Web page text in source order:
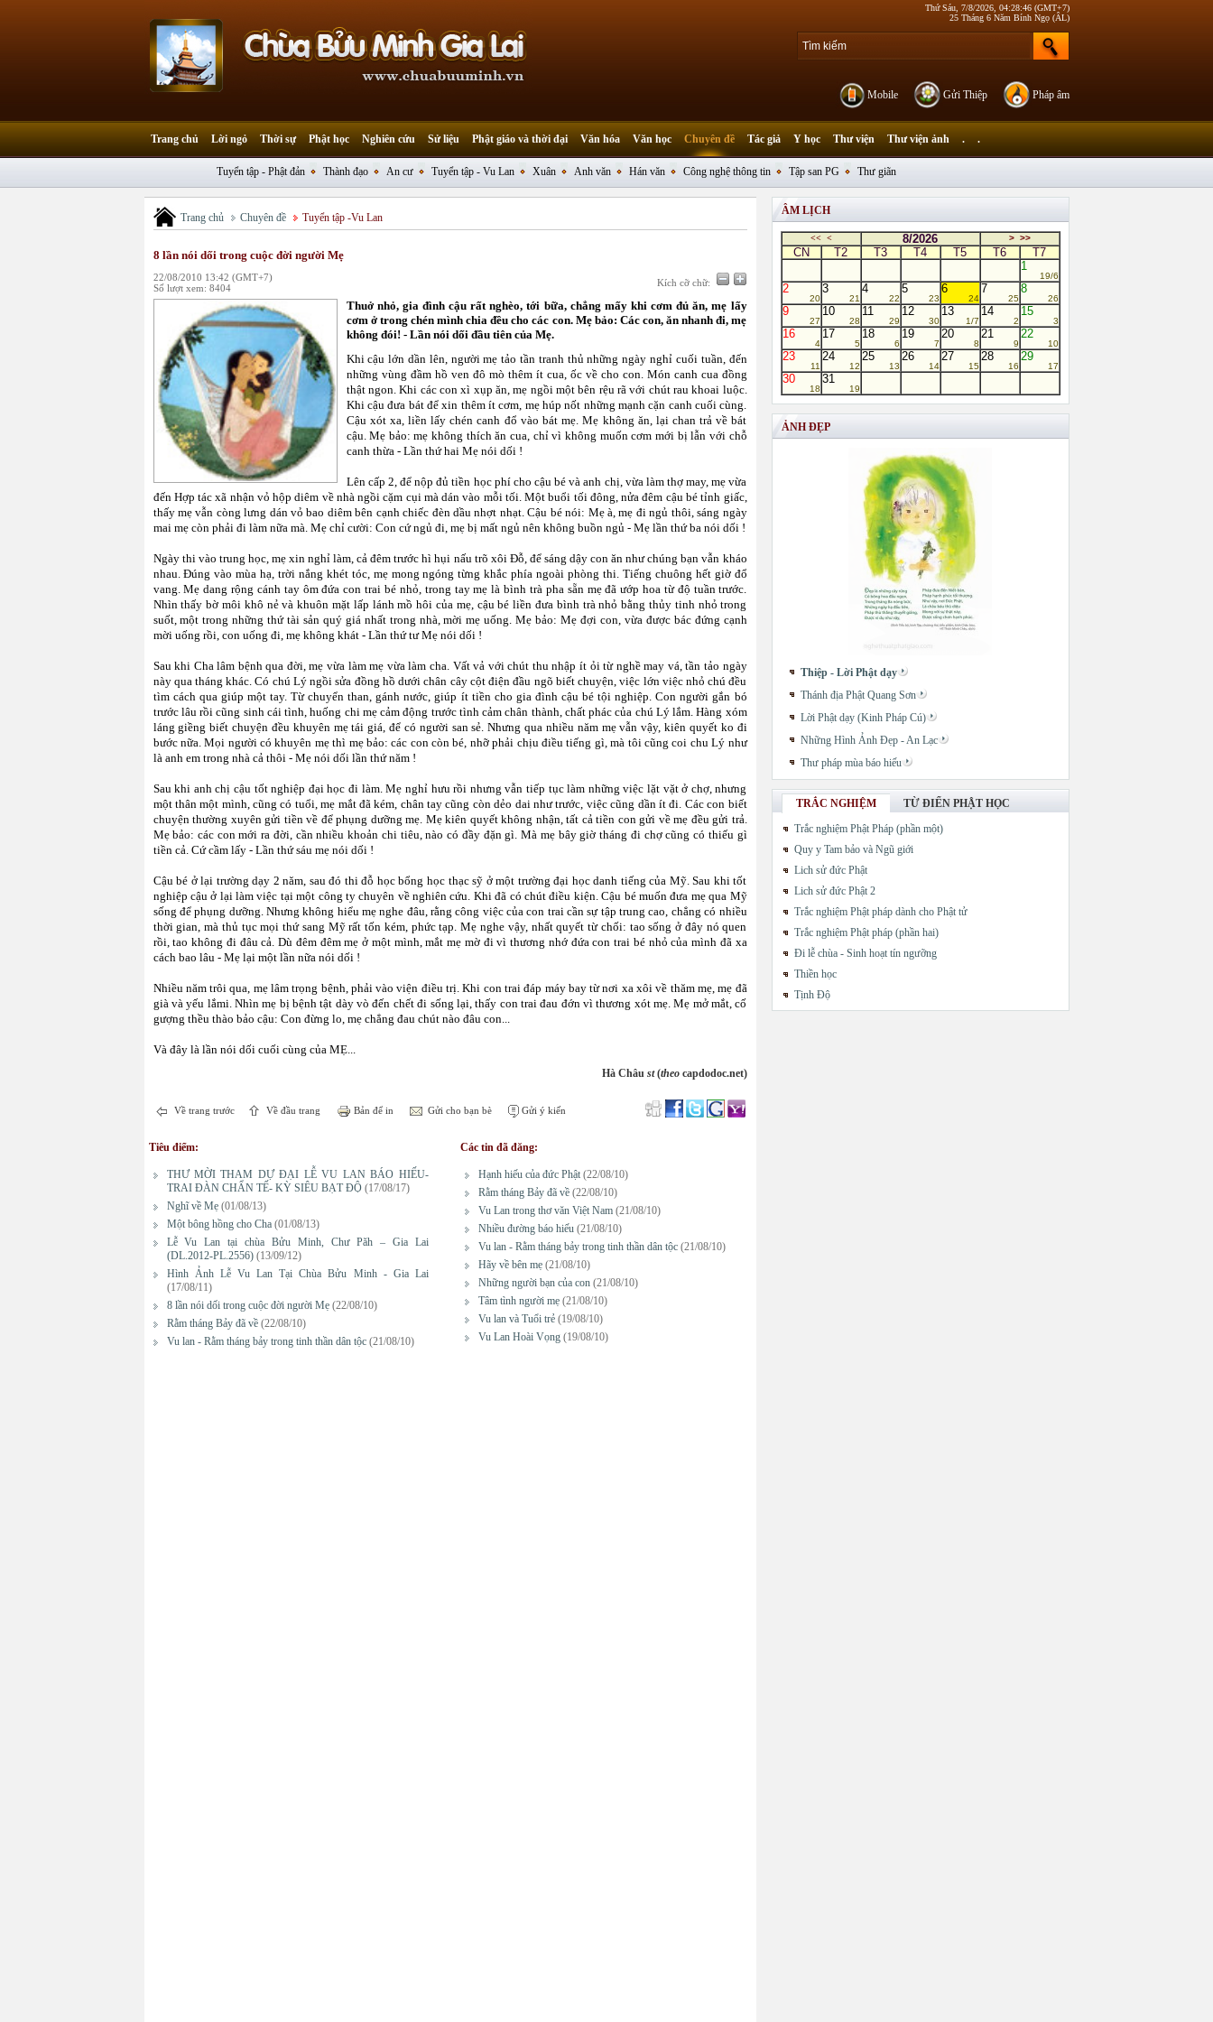
Thứ Sáu, 7/8/2026, 04:28:46 (GMT+7)
25 Tháng 6 Năm Bính Ngọ (ÂL)
Pháp âm
Gửi Thiệp
Mobile
Trang chủ Lời ngỏ Thời sự Phật học Nghiên cứu Sử liệu Phật giáo và thời đại Văn hóa Văn học Chuyên đề
Tuyển tập - Phật đản Thành đạo An cư Tuyển tập - Vu Lan Xuân Anh văn Hán văn Công nghệ thông tin Tập san PG Thư giãn
Tác giả Y học Thư viện Thư viện ảnh . .
Trang chủ Chuyên đề Tuyển tập -Vu Lan
8 lần nói dối trong cuộc đời người Mẹ
22/08/2010 13:42 (GMT+7)
Số lượt xem: 8404
Kích cỡ chữ:
Thuở nhỏ, gia đình cậu rất nghèo, tới bữa, chẳng mấy khi cơm đủ ăn, mẹ lấy
cơm ở trong chén mình chia đều cho các con. Mẹ bảo: Các con, ăn nhanh đi, mẹ
không đói! - Lần nói dối đầu tiên của Mẹ.
Khi cậu lớn dần lên, người mẹ tảo tần tranh thủ những ngày nghỉ cuối tuần, đến
những vùng đầm hồ ven đô mò thêm ít cua, ốc về cho con. Món canh cua đồng
thật ngon. Khi các con xì xụp ăn, mẹ ngồi một bên rệu rã với chút rau khoai luộc.
Khi cậu đưa bát để xin thêm ít cơm, mẹ húp nốt những mạnh cặn canh cuối cùng.
Cậu xót xa, liền lấy chén canh đổ vào bát mẹ. Mẹ không ăn, lại chan trả về bát
cậu. Mẹ bảo: mẹ không thích ăn cua, chỉ vì không muốn cơm mới bị lẫn với chỗ
canh thừa - Lần thứ hai Mẹ nói dối !
Lên cấp 2, để nộp đủ tiền học phí cho cậu bé và anh chị, vừa làm thợ may, mẹ vừa
đến Hợp tác xã nhận vỏ hộp diêm về nhà ngồi cặm cụi mà dán vào mỗi tối. Một buổi tối đông, nửa đêm cậu bé tỉnh giấc,
thấy mẹ vẫn còng lưng dán vỏ bao diêm bên cạnh chiếc đèn dầu nhợt nhạt. Cậu bé nói: Mẹ à, mẹ đi ngủ thôi, sáng ngày
mai mẹ còn phải đi làm nữa mà. Mẹ chỉ cười: Con cứ ngủ đi, mẹ bị mất ngủ nên không buồn ngủ - Mẹ lần thứ ba nói dối !
Ngày thi vào trung học, mẹ xin nghỉ làm, cả đêm trước hì hụi nấu trõ xôi Đỗ, để sáng dậy con ăn như chúng bạn vẫn kháo
nhau. Đúng vào mùa hạ, trời nắng khét tóc, mẹ mong ngóng từng khắc phía ngoài phòng thi. Tiếng chuông hết giờ đổ
vang. Mẹ dang rộng cánh tay ôm đứa con trai bé nhỏ, trong tay mẹ là bình trà pha sẵn mẹ đã ướp hoa từ độ tuần trước.
Nhìn thấy bờ môi khô nẻ và khuôn mặt lấp lánh mồ hôi của mẹ, cậu bé liền đưa bình trà nhỏ bằng thủy tinh nhỏ trong
suốt, một trong những thứ tài sản quý giá nhất trong nhà, mời mẹ uống. Mẹ bảo: Mẹ đợi con, vừa được bác đứng cạnh
mời uống rồi, con uống đi, mẹ không khát - Lần thứ tư Mẹ nói dối !
Sau khi Cha lâm bệnh qua đời, mẹ vừa làm mẹ vừa làm cha. Vất vả với chút thu nhập ít ỏi từ nghề may vá, tần tảo ngày
này qua tháng khác. Có chú Lý ngồi sửa đồng hồ dưới chân cây cột điện đầu ngõ biết chuyện, việc lớn việc nhỏ chú đều
tìm cách qua giúp một tay. Từ chuyển than, gánh nước, giúp ít tiền cho gia đình cậu bé tội nghiệp. Con người gắn bó
trước lâu rồi cũng sinh cái tình, huống chi mẹ cảm động trước tình cảm chân thành, chất phác của chú Lý lắm. Hàng xóm
láng giềng biết chuyện đều khuyên mẹ tái giá, để có người san sẻ. Nhưng qua nhiều năm mẹ vẫn vậy, kiên quyết ko đi
bước nữa. Mọi người có khuyên mẹ thì mẹ bảo: các con còn bé, nhỡ phải chịu điều tiếng gì, mà tôi cũng coi chu Lý như
là anh em trong nhà cả thôi - Mẹ nói dối lần thứ năm !
Sau khi anh chị cậu tốt nghiệp đại học đi làm. Mẹ nghỉ hưu rồi nhưng vẫn tiếp tục làm những việc lặt vặt ở chợ, nhưng
một thân một mình, cũng có tuổi, mẹ mắt đã kém, chân tay cũng còn dẻo dai như trước, việc cũng dần ít đi. Các con biết
chuyện thường xuyên gửi tiền về để phụng dưỡng mẹ. Mẹ kiên quyết không nhận, tất cả tiền con gửi về mẹ đều gửi trả.
Mẹ bảo: các con mới ra đời, cần nhiều khoản chi tiêu, nào có đầy đặn gì. Mà mẹ bây giờ tháng đi chợ cũng có thiếu gì
tiền cả. Cứ cầm lấy - Lần thứ sáu mẹ nói dối !
Cậu bé ở lại trường dạy 2 năm, sau đó thi đỗ học bổng học thạc sỹ ở một trường đại học danh tiếng của Mỹ. Sau khi tốt
nghiệp cậu ở lại làm việc tại một công ty chuyên về nghiên cứu. Khi đã có chút điều kiện. Cậu bé muốn đưa mẹ qua Mỹ
sống để phụng dưỡng. Nhưng không hiểu mẹ nghe đâu, rằng công việc của con trai cần sự tập trung cao, chẳng có nhiều
thời gian, mà thủ tục mọi thứ sang Mỹ rất tốn kém, phức tạp. Mẹ nghe vậy, nhất quyết từ chối: tao sống ở đây nó quen
rồi, tao không đi đâu cả. Dù đêm đêm mẹ ở một mình, mắt mẹ mờ đi vì thương nhớ đứa con trai bé nhỏ của mình đã xa
cách bao lâu - Mẹ lại một lần nữa nói dối !
Nhiều năm trôi qua, mẹ lâm trọng bệnh, phải vào viện điều trị. Khi con trai đáp máy bay từ nơi xa xôi về thăm mẹ, mẹ đã
già và yếu lắmi. Nhìn mẹ bị bệnh tật dày vò đến chết đi sống lại, thấy con trai đau đớn vì thương xót mẹ. Mẹ mở mắt, cố
gượng thều thào bảo cậu: Con đừng lo, mẹ chẳng đau chút nào đâu con...
Và đây là lần nói dối cuối cùng của MẸ...
Hà Châu st(theocapdodoc.net)
Về trang trước Về đầu trang Bản để in Gửi cho bạn bè Gửi ý kiến
Tiêu điểm:
THƯ MỜI THAM DỰ ĐẠI LỄ VU LAN BÁO HIẾU-
TRAI ĐÀN CHẨN TẾ- KỲ SIÊU BẠT ĐỘ (17/08/17)
Nghĩ về Mẹ (01/08/13)
Một bông hồng cho Cha (01/08/13)
Lễ Vu Lan tại chùa Bửu Minh, Chư Păh – Gia Lai
(DL.2012-PL.2556) (13/09/12)
Hình Ảnh Lễ Vu Lan Tại Chùa Bửu Minh - Gia Lai
(17/08/11)
8 lần nói dối trong cuộc đời người Mẹ (22/08/10)
Rằm tháng Bảy đã về (22/08/10)
Vu lan - Rằm tháng bảy trong tinh thần dân tộc (21/08/10)
Các tin đã đăng:
Hạnh hiếu của đức Phật (22/08/10)
Rằm tháng Bảy đã về (22/08/10)
Vu Lan trong thơ văn Việt Nam (21/08/10)
Nhiều đường báo hiếu (21/08/10)
Vu lan - Rằm tháng bảy trong tinh thần dân tộc (21/08/10)
Hãy về bên mẹ (21/08/10)
Những người bạn của con (21/08/10)
Tâm tình người mẹ (21/08/10)
Vu lan và Tuổi trẻ (19/08/10)
Vu Lan Hoài Vọng (19/08/10)
ÂM LỊCH
<< < 8/2026 > >>
CN T2 T3 T4 T5 T6
T7
1
19/6
2
20
3
21
4
22
5
23
6
24
7
25
8
26
9
27
10
28
11
29
12
30
13
1/7
14
2
15
3
16
4
17
5
18
6
19
7
20
8
21
9
22
10
23
11
24
12
25
13
26
14
27
15
28
16
29
17
30
18
31
19
ẢNH ĐẸP
Thiệp - Lời Phật dạy
Thánh địa Phật Quang Sơn
Lời Phật dạy (Kinh Pháp Cú)
Những Hình Ảnh Đẹp - An Lạc
Thư pháp mùa báo hiếu
TRẮC NGHIỆM
TỪ ĐIỂN PHẬT HỌC
Trắc nghiệm Phật Pháp (phần một)
Quy y Tam bảo và Ngũ giới
Lich sử đức Phật
Lich sử đức Phật 2
Trắc nghiệm Phật pháp dành cho Phật tử
Trắc nghiệm Phật pháp (phần hai)
Đi lễ chùa - Sinh hoạt tín ngưỡng
Thiền học
Tịnh Độ